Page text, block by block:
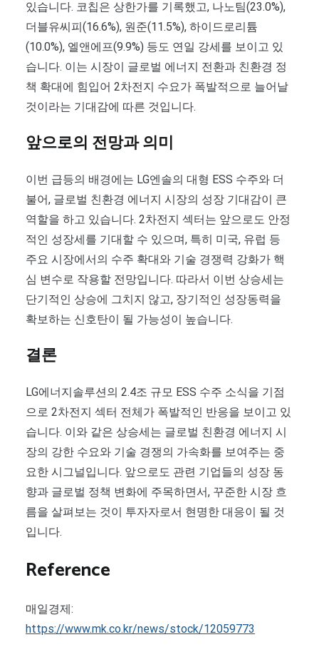
있습니다. 코칩은 상한가를 기록했고, 나노팀(23.0%),
더블유씨피(16.6%), 원준(11.5%), 하이드로리튬
(10.0%), 엘앤에프(9.9%) 등도 연일 강세를 보이고 있
습니다. 이는 시장이 글로벌 에너지 전환과 친환경 정
책 확대에 힘입어 2차전지 수요가 폭발적으로 늘어날
것이라는 기대감에 따른 것입니다.
앞으로의 전망과 의미
이번 급등의 배경에는 LG엔솔의 대형 ESS 수주와 더
불어, 글로벌 친환경 에너지 시장의 성장 기대감이 큰
역할을 하고 있습니다. 2차전지 섹터는 앞으로도 안정
적인 성장세를 기대할 수 있으며, 특히 미국, 유럽 등
주요 시장에서의 수주 확대와 기술 경쟁력 강화가 핵
심 변수로 작용할 전망입니다. 따라서 이번 상승세는
단기적인 상승에 그치지 않고, 장기적인 성장동력을
확보하는 신호탄이 될 가능성이 높습니다.
결론
LG에너지솔루션의 2.4조 규모 ESS 수주 소식을 기점
으로 2차전지 섹터 전체가 폭발적인 반응을 보이고 있
습니다. 이와 같은 상승세는 글로벌 친환경 에너지 시
장의 강한 수요와 기술 경쟁의 가속화를 보여주는 중
요한 시그널입니다. 앞으로도 관련 기업들의 성장 동
향과 글로벌 정책 변화에 주목하면서, 꾸준한 시장 흐
름을 살펴보는 것이 투자자로서 현명한 대응이 될 것
입니다.
Reference
매일경제:
https://www.mk.co.kr/news/stock/12059773